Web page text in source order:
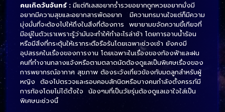
คนเกิดวันจันทร์ : มีแต่กิเลสอยากร่ำรวยอยากถูกหวยอยากมั่งมี
อยากมีความสุขและอยากสารพัดอยาก มีความทรมานใจแต่ก็มีความ
มุ่งมั่นที่จะต้องไปให้ถึงในสิ่งที่ต้องการ พยายามขจัดความขี้เกียจที่
มีอยู่ในตัวเราเพราะรู้ว่ามันจะทำให้ทำอะไรล่าช้า โดยการอาบน้ำร้อน
หรือมีสิ่งที่กระตุ้นให้เรากระตือรือร้นโดยเฉพาะช่วงเช้า ยังคงมี
อุปสรรคในเรื่องของการงาน โดยเฉพาะในเรื่องของท้องฟ้าและฝน
คนที่ทำงานกลางแจ้งหรือตามตลาดนัดต้องดูแลเป็นพิเศษเรื่องของ
การพยากรณ์อากาศ สุขภาพ ต้องระวังเกี่ยวข้องกับมดลูกสำหรับผู้
หญิง ต้องไปตรวจและรอบคอบสักนิดหรือบางคนกำลังตั้งครรภ์มี
การท้องโดยไม่ได้ตั้งใจ น้องๆมที่เป็นวัยรุ่นต้องดูแลเอาใจใส่เป็น
พิเศษนะช่วงนี้